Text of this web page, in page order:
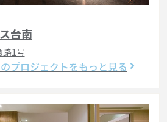
台南
路1号
プロジェクトをもっと見る